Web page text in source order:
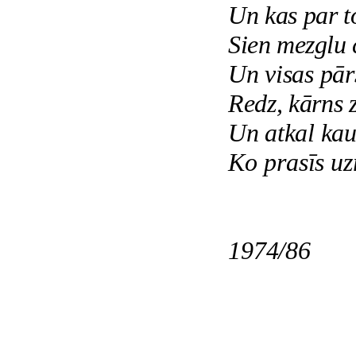
Un kas par
Sien mezglu
Un visas
Redz, kārns
Un atkal
Ko prasīs
1974/86